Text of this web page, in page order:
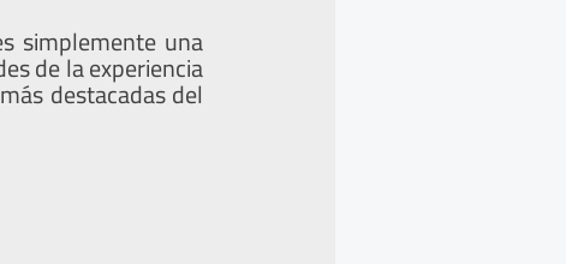
simplemente una
de la experiencia
destacadas del